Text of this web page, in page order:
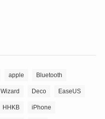
apple Bluetooth
Deco EaseUS
HHKB iPhone